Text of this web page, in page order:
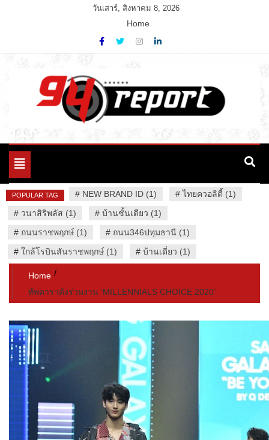
วันเสาร์, สิงหาคม 8, 2026
Home
94 Report.com
Variety News
Toggle
POPULAR TAG # NEW BRAND ID (1) #ไทยควอลิตี้ (1)
# วนาสิริพลัส (1) # บ้านชั้นเดียว (1)
# ถนนราชพฤกษ์ (1) # ถนน346ปทุมธานี (1)
# ใกล้โรบินสันราชพฤกษ์ (1) # บ้านเดี่ยว (1)
Home
ทัพดาราดังร่วมงาน ‘MILLENNIALS CHOICE 2020’